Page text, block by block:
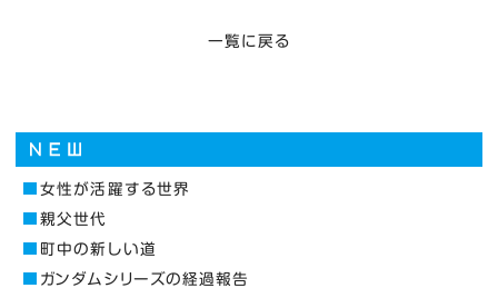
一覧に戻る
女性が活躍する世界
親父世代
町中の新しい道
ガンダムシリーズの経過報告